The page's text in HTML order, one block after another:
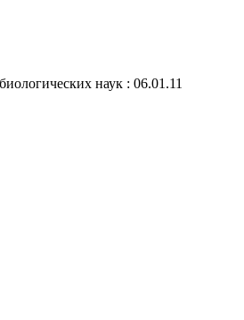
наук : 06.01.11